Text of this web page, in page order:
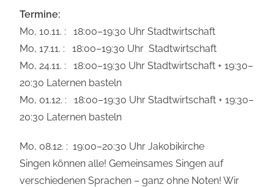
Termine:
Mo, 10.11. : 18:00–19:30 Uhr Stadtwirtschaft
Mo, 17.11. : 18:00–19:30 Uhr Stadtwirtschaft
Mo, 24.11. : 18:00–19:30 Uhr Stadtwirtschaft + 19:30–
20:30 Laternen basteln
Mo, 01.12. : 18:00–19:30 Uhr Stadtwirtschaft + 19:30–
20:30 Laternen basteln
Mo, 08.12. : 19:00–20:30 Uhr Jakobikirche
Singen können alle! Gemeinsames Singen auf
verschiedenen Sprachen – ganz ohne Noten! Wir